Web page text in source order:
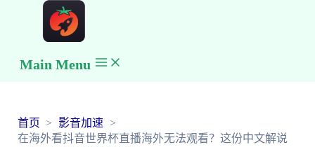
Main Menu
首页
影音加速
在海外看抖音世界杯直播海外无法观看？这份中文解说